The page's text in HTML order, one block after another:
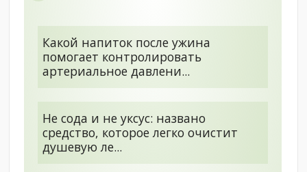
Какой напиток после ужина
помогает контролировать
артериальное давлени...
Не сода и не уксус: названо
средство, которое легко очистит
душевую ле...